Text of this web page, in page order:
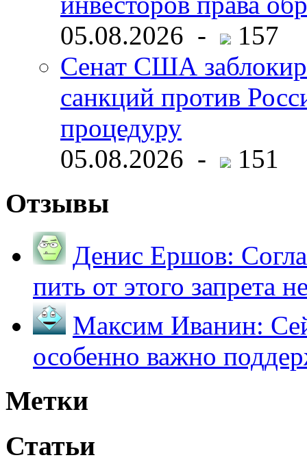
05.08.2026 -
157
Сенат США
санкций против
процедуру
05.08.2026 -
151
Отзывы
Денис Ершов:
пить от этого запрета
Максим Иванин:
особенно важно
Метки
Статьи